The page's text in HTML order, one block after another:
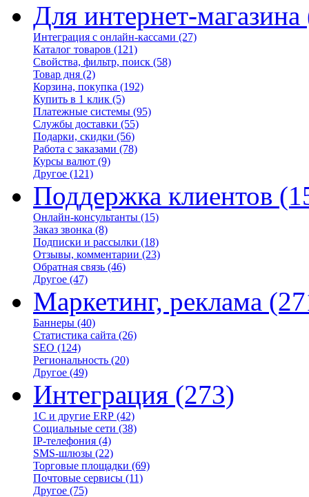
Для интернет-магазина
Интеграция с онлайн-кассами (27)
Каталог товаров (121)
Свойства, фильтр, поиск (58)
Товар дня (2)
Корзина, покупка (192)
Купить в 1 клик (5)
Платежные системы (95)
Службы доставки (55)
Подарки, скидки (56)
Работа с заказами (78)
Курсы валют (9)
Другое (121)
Поддержка клиентов
Онлайн-консультанты (15)
Заказ звонка (8)
Подписки и рассылки (18)
Отзывы, комментарии (23)
Обратная связь (46)
Другое (47)
Маркетинг, реклама
Баннеры (40)
Статистика сайта (26)
SEO (124)
Региональность (20)
Другое (49)
Интеграция (273)
1С и другие ERP (42)
Социальные сети (38)
IP-телефония (4)
SMS-шлюзы (22)
Торговые площадки (69)
Почтовые сервисы (11)
Другое (75)